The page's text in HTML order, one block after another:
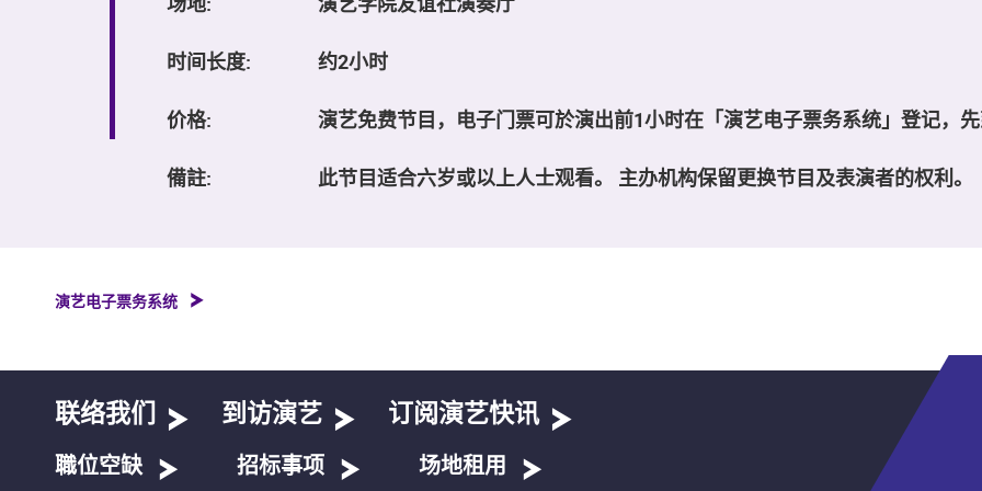
时间长度: 约2小时
价格: 演艺免费节目，电子门票可於演出前1小时在「演艺电子票务系统」登记，
備註: 此节目适合六岁或以上人士观看。 主办机构保留更换节目及表演者的权利。
演艺电子票务系统
联络我们 到访演艺 订阅演艺快讯
職位空缺 招标事项 场地租用